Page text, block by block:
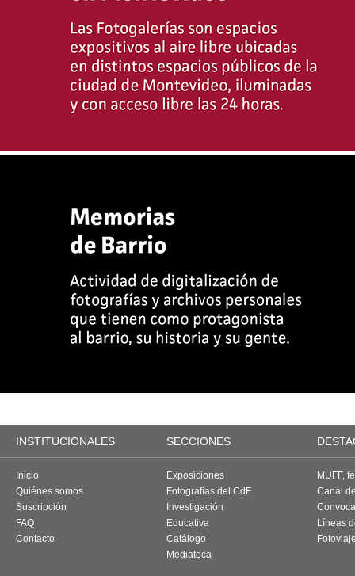
INSTITUCIONALES SECCIONES
Inicio
Quiénes somos
Suscripción
FAQ
Contacto
Exposiciones
Fotografías del CdF
Investigación
Educativa
Catálogo
Mediateca
MUFF,
Canal
Líneas